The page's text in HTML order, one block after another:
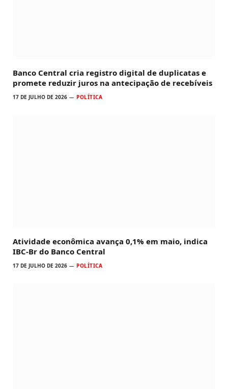
Banco Central cria registro digital de duplicatas e
promete reduzir juros na antecipação de recebíveis
17 DE JULHO DE 2026 POLÍTICA
Atividade econômica avança 0,1% em maio, indica
IBC-Br do Banco Central
17 DE JULHO DE 2026 POLÍTICA